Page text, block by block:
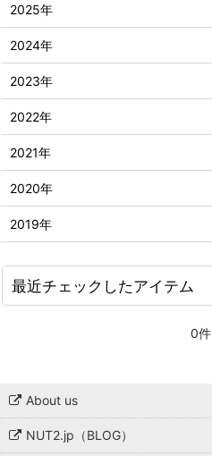
2025年
2024年
2023年
2022年
2021年
2020年
2019年
最近チェックしたアイテム
0件
About us
NUT2.jp（BLOG）